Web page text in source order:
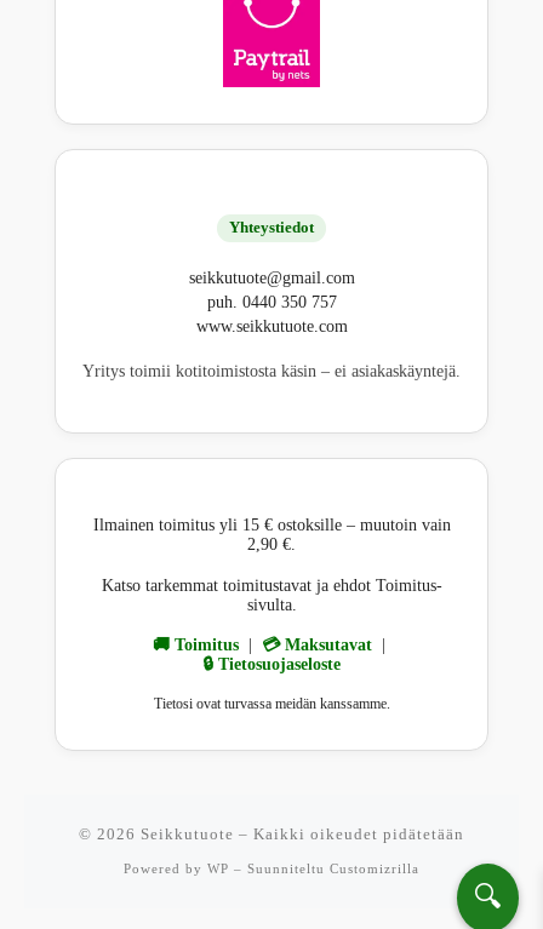
Yhteystiedot
seikkutuote@gmail.com
puh. 0440 350 757
www.seikkutuote.com
Yritys toimii kotitoimistosta käsin – ei asiakaskäyntejä.
Ilmainen toimitus yli 15 € ostoksille – muutoin vain
2,90 €.
Katso tarkemmat toimitustavat ja ehdot Toimitus-
sivulta.
🚚 Toimitus 💳 Maksutavat
🔒 Tietosuojaseloste
Tietosi ovat turvassa meidän kanssamme.
© 2026 Seikkutuote – Kaikki oikeudet pidätetään
Powered by WP – Suunniteltu Customizrilla
🔍